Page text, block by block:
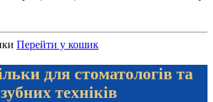
Перейти у кошик
для стоматологів та
зубних техніків